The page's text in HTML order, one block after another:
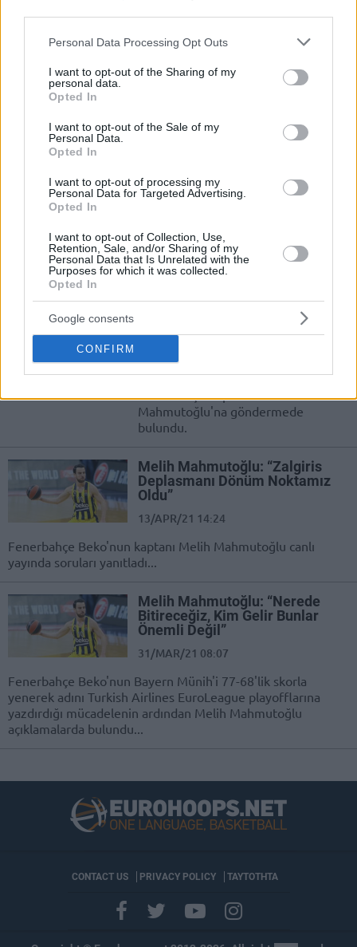
Please note that this website/app uses one or more Google
not limited to your visit or usage behaviour. You may click to
grant or deny consent to Google and its third-party tags to
use your data for below specified purposes in below Google
consent section.
Personal Data Processing Opt Outs
I want to opt-out of the Sharing of my
personal data.
Opted In
I want to opt-out of the Sale of my
Personal Data.
Opted In
I want to opt-out of processing my
Personal Data for Targeted Advertising.
Opted In
I want to opt-out of Collection, Use,
Retention, Sale, and/or Sharing of my
Personal Data that Is Unrelated with the
Purposes for which it was collected.
Opted In
Google consents
CONFIRM
İstanbul’a Bırakmadan Finale
24/MAY/21 20:39
Pınar Karşıyaka deplasmanında kazanan Fenerbahçe
Beko'da maçın yıldızı Melih Mahmutoğlu karşılaşmanın
ardından konuştu.
Melih Mahmutoğlu: “Fenerbahçe
İçin Her Zaman Savaştım;
15/MAY/21 19:39
Fenerbahçe kaptanı Melih Mahmutoğlu'nun açıklamaları...
CSKA Moskova’dan Melih
Mahmutoğlu’na Gönderme
29/APR/21 16:39
CSKA Moskova, Twitter hesabından
sürpriz bir paylaşım yaptı ve
Fenerbahçe Kaptanı Melih
Mahmutoğlu'na göndermede
bulundu.
Melih Mahmutoğlu: “Zalgiris
Deplasmanı Dönüm Noktamız
Oldu”
13/APR/21 14:24
Fenerbahçe Beko'nun kaptanı Melih Mahmutoğlu canlı
yayında soruları yanıtladı...
Melih Mahmutoğlu: “Nerede
Bitireceğiz, Kim Gelir Bunlar
Önemli Değil”
31/MAR/21 08:07
Fenerbahçe Beko'nun Bayern Münih'i 77-68'lik skorla
yenerek adını Turkish Airlines EuroLeague playofflarına
yazdırdığı mücadelenin ardından Melih Mahmutoğlu
açıklamalarda bulundu...
CONTACT US PRIVACY POLICY ΤΑΥΤΟΤΗΤΑ